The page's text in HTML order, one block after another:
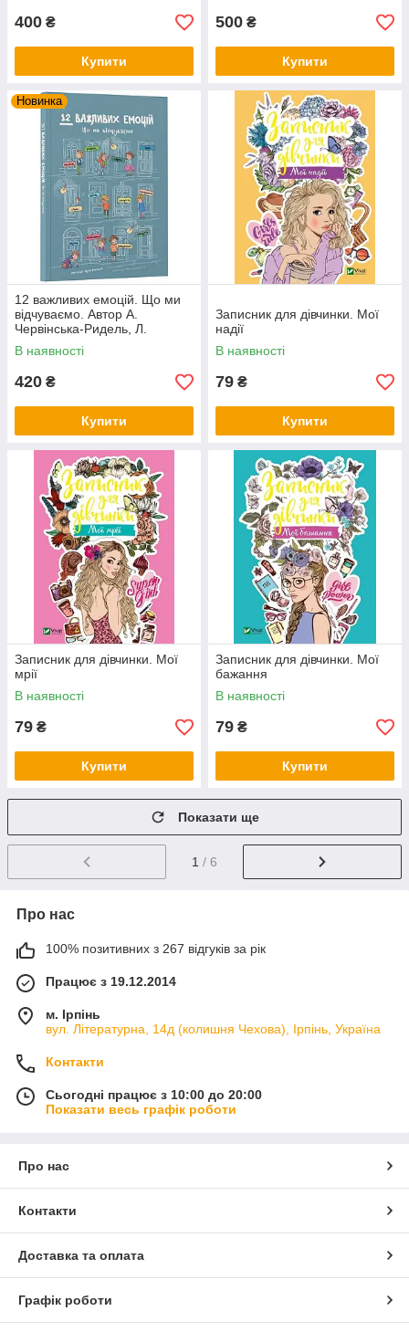
400 ₴
Купити
500 ₴
Купити
Новинка
12 важливих емоцій. Що ми
відчуваємо. Автор А.
Червінська-Ридель, Л.
Фабісінська, А. Фрончек
В наявності
420 ₴
Купити
Записник для дівчинки. Мої
надії
В наявності
79 ₴
Купити
Записник для дівчинки. Мої
мрії
В наявності
79 ₴
Купити
Записник для дівчинки. Мої
бажання
В наявності
79 ₴
Купити
Показати ще
1 / 6
Про нас
100% позитивних з 267 відгуків за рік
Працює з 19.12.2014
м. Ірпінь
вул. Літературна, 14д (колишня Чехова), Ірпінь, Україна
Контакти
Сьогодні працює з 10:00 до 20:00
Показати весь графік роботи
Про нас
Контакти
Доставка та оплата
Графік роботи